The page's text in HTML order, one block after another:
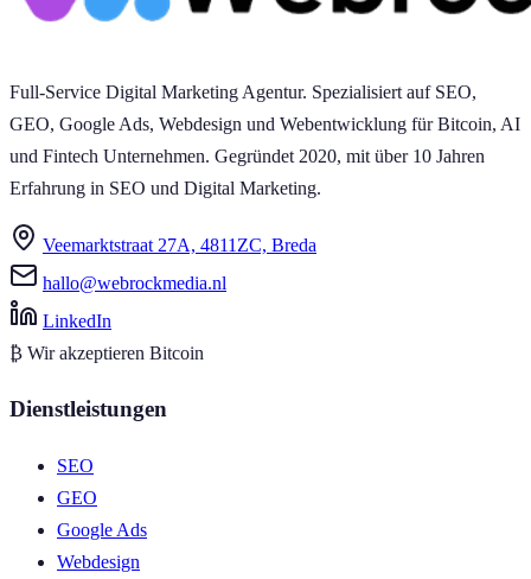
Full-Service Digital Marketing Agentur. Spezialisiert auf SEO,
GEO, Google Ads, Webdesign und Webentwicklung für Bitcoin, AI
und Fintech Unternehmen. Gegründet 2020, mit über 10 Jahren
Erfahrung in SEO und Digital Marketing.
Veemarktstraat 27A, 4811ZC, Breda
hallo@webrockmedia.nl
LinkedIn
₿ Wir akzeptieren Bitcoin
Dienstleistungen
SEO
GEO
Google Ads
Webdesign